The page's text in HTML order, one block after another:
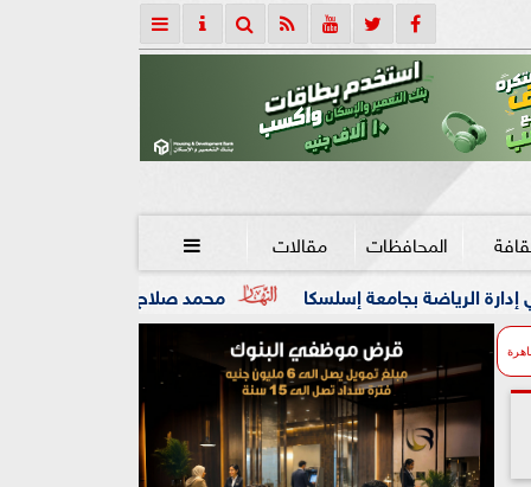
المحافظات مقالات 
محمد صلاح: لم أتوقع هذا الاستقبال.. وسأقاتل من إسلسكا